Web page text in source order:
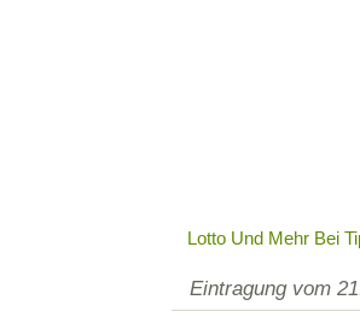
Lotto Und Mehr Bei
Eintragung vom